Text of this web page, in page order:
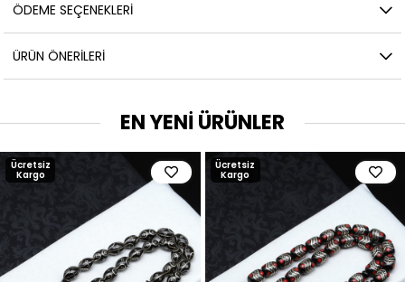
ÖDEME SEÇENEKLERI
ÜRÜN ÖNERILERI
EN YENİ ÜRÜNLER
Ücretsiz
Kargo
Ücretsiz
Kargo